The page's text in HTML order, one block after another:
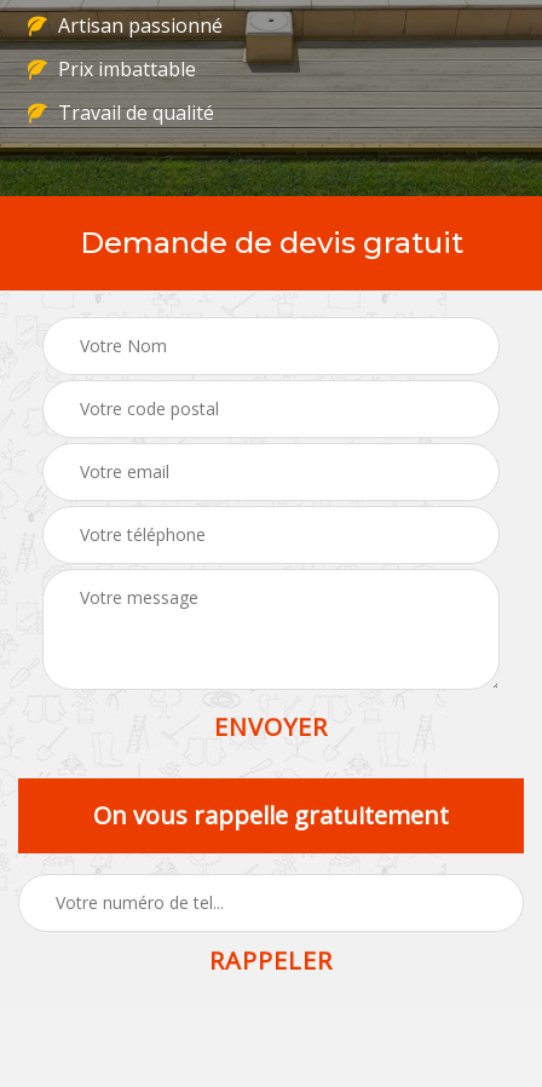
Artisan passionné
Prix imbattable
Travail de qualité
Demande de devis gratuit
On vous rappelle gratuitement